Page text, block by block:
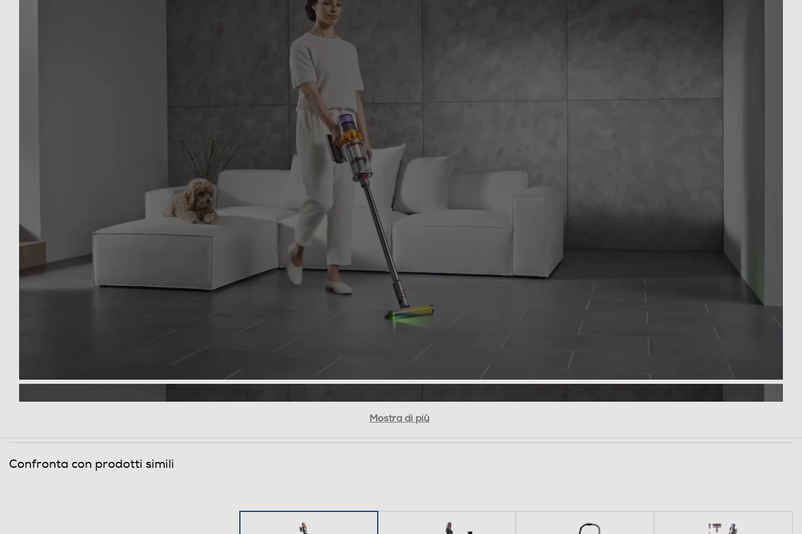
inferiori, massimizzando l'efficienza energetica. 14
CICLONI Potenti cicloni disposti in modo
concentrico generando una forza fino a 100.000g.
MOTORE DYSON Hyperdymium™ Si adatta Un
potente motore Dyson Hyperdymium™ aumenta la
potenza di aspirazione per quando rileva alti livelli
di polvere e la riduce nuovamente per quelli
inferiori, massimizzando l'efficienza energetica. 14
concentrico generando una forza fino a 100.000g.
SPAZZOLA DIGITAL MOTORBARTM Rimuove lo
sporco. Districa peli e capelli. La spazzola Digital
Motorbar™ è dotata di 56 denti in policarbonato
rullo della spazzola. Rimuove efficacemente sporco
e capelli da tutte le superfici. Le palette districanti
fanno sì che capelli e peli animali vadano
direttamente nel contenitore. SPAZZOLA FLUFFY
OPTICTM Illumina la polvere invisibile2 . La
spazzola con la luce integrata rivela le particelle
microscopiche di polvere¹ e lo sporco che
normalmente non visibili ad occhio nudo sui
pavimenti duri, così da non perderti nulla.
Mostra di più
Confronta con prodotti simili